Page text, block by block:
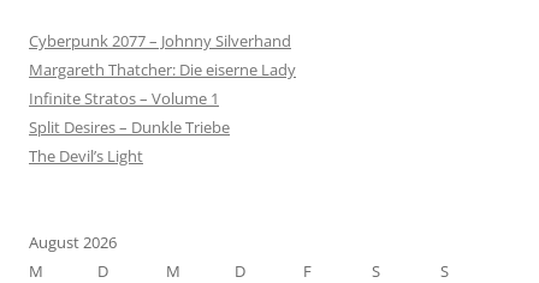
Cyberpunk 2077 – Johnny Silverhand
Margareth Thatcher: Die eiserne Lady
Infinite Stratos – Volume 1
Split Desires – Dunkle Triebe
The Devil’s Light
August 2026
M
D M D F S
S